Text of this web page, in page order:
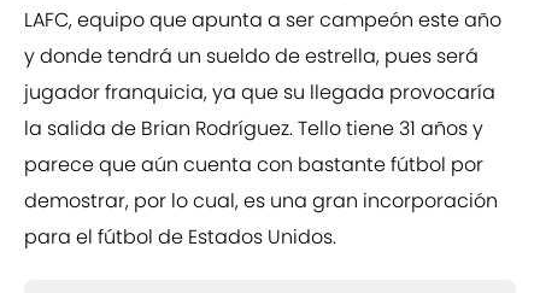
LAFC, equipo que apunta a ser campeón este año
y donde tendrá un sueldo de estrella, pues será
jugador franquicia, ya que su llegada provocaría
la salida de Brian Rodríguez. Tello tiene 31 años y
parece que aún cuenta con bastante fútbol por
demostrar, por lo cual, es una gran incorporación
para el fútbol de Estados Unidos.